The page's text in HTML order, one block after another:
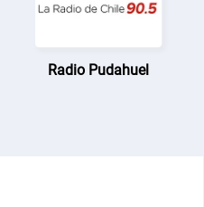
Radio Pudahuel